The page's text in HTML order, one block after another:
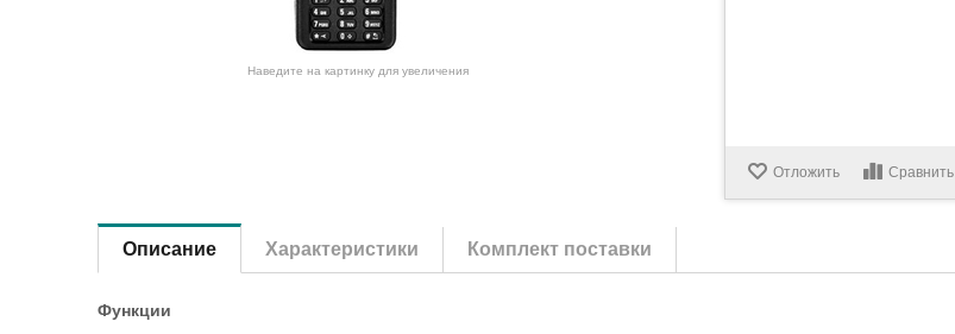
Наведите на картинку для увеличения
Отложить Сравнить
Описание Характеристики Комплект поставки
Функции